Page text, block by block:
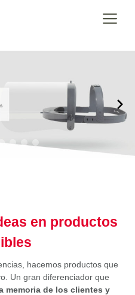
en productos
hacemos productos que
Un gran diferenciador que
memoria de los clientes y